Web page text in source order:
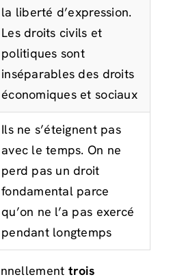
la liberté d’expression.
Les droits civils et
politiques sont
inséparables des droits
économiques et sociaux
Ils ne s’éteignent pas
avec le temps. On ne
perd pas un droit
fondamental parce
qu’on ne l’a pas exercé
pendant longtemps
trois